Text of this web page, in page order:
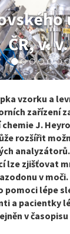
ústav
v. i.
vzorku a
zařízení
J.
rozšířit
lze zjišťovat
v moči.
pomoci lépe
a pacientky
v časopisu